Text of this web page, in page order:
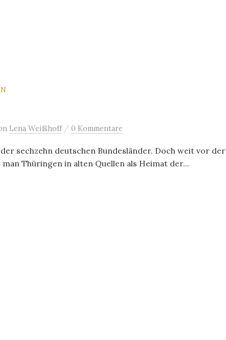
Lena Weißhoff / 0 Kommentare
sechzehn deutschen Bundesländer. Doch weit vor der
Thüringen in alten Quellen als Heimat der...